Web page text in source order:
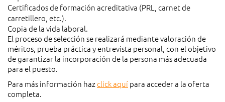
Certificados de formación acreditativa (PRL, carnet de
carretillero, etc.).
Copia de la vida laboral.
El proceso de selección se realizará mediante valoración de
méritos, prueba práctica y entrevista personal, con el objetivo
de garantizar la incorporación de la persona más adecuada
para el puesto.
Para más información hazclick aquípara acceder a la oferta
completa.